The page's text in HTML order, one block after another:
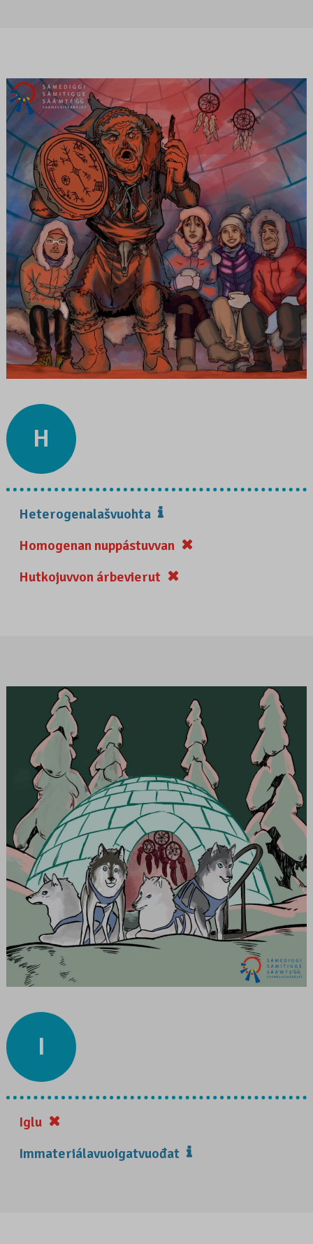
H
Heterogenalašvuohta
Homogenan nuppástuvvan
Hutkojuvvon árbevierut
I
Iglu
Immateriálavuoigatvuođat